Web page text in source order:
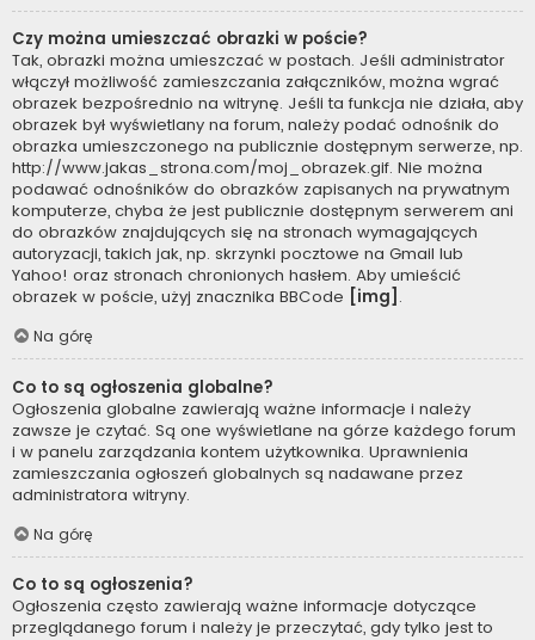
Czy można umieszczać obrazki w poście?
Tak, obrazki można umieszczać w postach. Jeśli administrator
włączył możliwość zamieszczania załączników, można wgrać
obrazek bezpośrednio na witrynę. Jeśli ta funkcja nie działa, aby
obrazek był wyświetlany na forum, należy podać odnośnik do
obrazka umieszczonego na publicznie dostępnym serwerze, np.
http://www.jakas_strona.com/moj_obrazek.gif. Nie można
podawać odnośników do obrazków zapisanych na prywatnym
komputerze, chyba że jest publicznie dostępnym serwerem ani
do obrazków znajdujących się na stronach wymagających
autoryzacji, takich jak, np. skrzynki pocztowe na Gmail lub
Yahoo! oraz stronach chronionych hasłem. Aby umieścić
obrazek w poście, użyj znacznika BBCode [img] .
Na górę
Co to są ogłoszenia globalne?
Ogłoszenia globalne zawierają ważne informacje i należy
zawsze je czytać. Są one wyświetlane na górze każdego forum
i w panelu zarządzania kontem użytkownika. Uprawnienia
zamieszczania ogłoszeń globalnych są nadawane przez
administratora witryny.
Na górę
Co to są ogłoszenia?
Ogłoszenia często zawierają ważne informacje dotyczące
przeglądanego forum i należy je przeczytać, gdy tylko jest to